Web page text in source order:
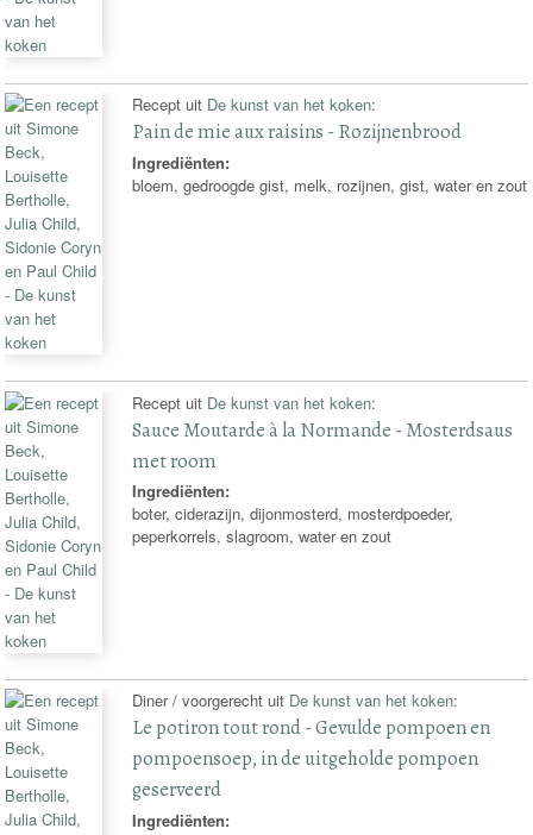
Recept uit De kunst van het koken:
Pain de mie aux raisins - Rozijnenbrood
Ingrediënten:
bloem, gedroogde gist, melk, rozijnen, gist, water en zout
Recept uit De kunst van het koken:
Sauce Moutarde à la Normande - Mosterdsaus
met room
Ingrediënten:
boter, ciderazijn, dijonmosterd, mosterdpoeder,
peperkorrels, slagroom, water en zout
Diner / voorgerecht uit De kunst van het koken:
Le potiron tout rond - Gevulde pompoen en
pompoensoep, in de uitgeholde pompoen
geserveerd
Ingrediënten: